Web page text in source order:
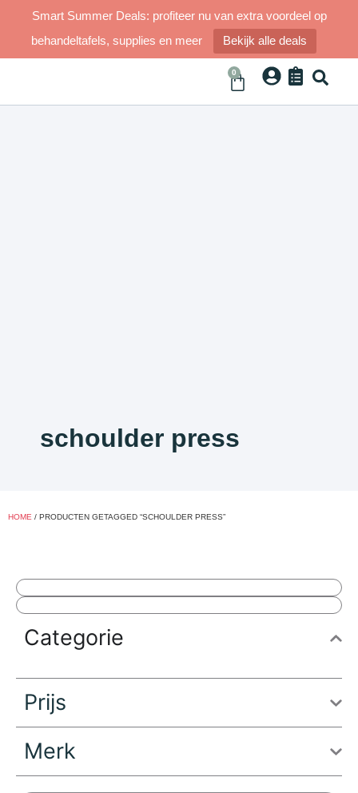
Smart Summer Deals: profiteer nu van extra voordeel op
behandeltafels, supplies en meer
Bekijk alle deals
0
schoulder press
HOME / PRODUCTEN GETAGGED “SCHOULDER PRESS”
Categorie
Prijs
Merk